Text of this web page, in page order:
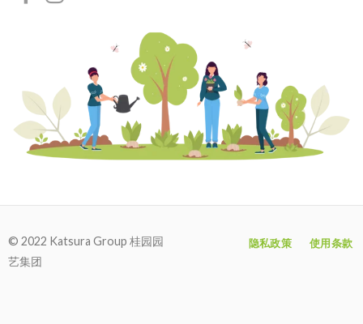
© 2022 Katsura Group 桂园园
艺集团
隐私政策 使用条款